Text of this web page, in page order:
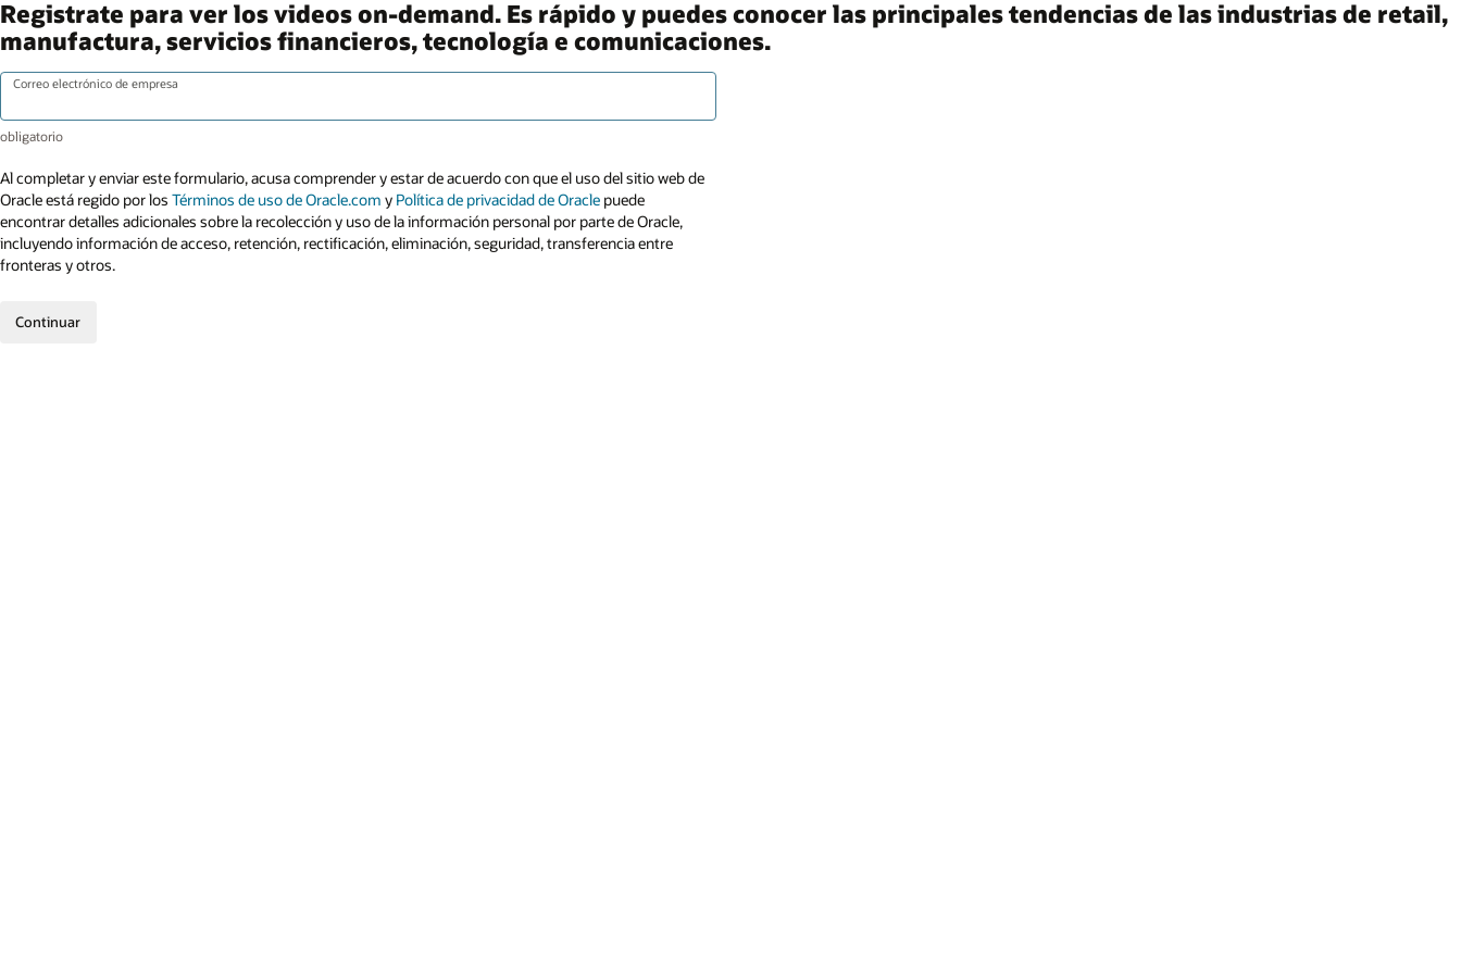
Registrate para ver los videos on-demand. Es rápido y puedes conocer las principales tendencias de las industrias de retail,
manufactura, servicios financieros, tecnología e comunicaciones.
Correo electrónico de empresa
Al completar y enviar este formulario, acusa comprender y estar de acuerdo con que el uso del sitio web de
Oracle está regido por los Términos de uso de Oracle.com y Política de privacidad de Oracle puede
encontrar detalles adicionales sobre la recolección y uso de la información personal por parte de Oracle,
incluyendo información de acceso, retención, rectificación, eliminación, seguridad, transferencia entre
fronteras y otros.
Continuar